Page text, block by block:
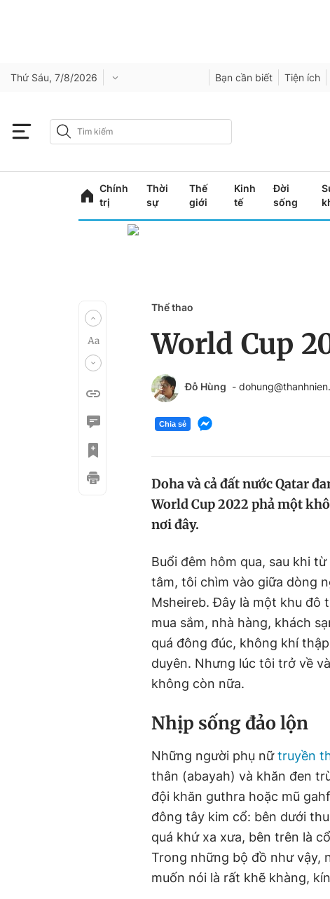
Thứ Sáu, 7/8/2026 Bạn cần biết Tiện ích
Chính
trị
Thời
sự
Thế
giới
Kinh
tế
Đời
sống
Thể thao
World Cup
Đỗ Hùng -
Chia sẻ
Doha và cả đất nước Qatar
World Cup 2022 phả một
nơi đây.
Buổi đêm hôm qua, sau khi
tâm, tôi chìm vào giữa dòng
Msheireb. Đây là một khu đô
mua sắm, nhà hàng, khách
quá đông đúc, không khí
duyên. Nhưng lúc tôi trở về
không còn nữa.
Nhịp sống đảo lộn
Những người phụ nữtruyền
thân (abayah) và khăn đen
đội khăn guthra hoặc mũ
đông tây kim cổ: bên dưới
quá khứ xa xưa, bên trên là
Trong những bộ đồ như vậy,
muốn nói là rất khẽ khàng,